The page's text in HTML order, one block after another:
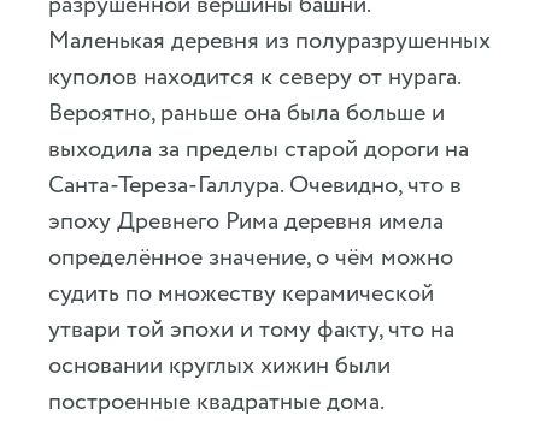
Маленькая деревня из полуразрушенных
куполов находится к северу от нурага.
Вероятно, раньше она была больше и
выходила за пределы старой дороги на
Санта-Тереза-Галлура. Очевидно, что в
эпоху Древнего Рима деревня имела
определённое значение, о чём можно
судить по множеству керамической
утвари той эпохи и тому факту, что на
основании круглых хижин были
построенные квадратные дома.